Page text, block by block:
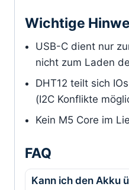
Wichtige
USB-C dient nur
nicht zum Laden
DHT12 teilt sich
(I2C Konflikte
Kein M5 Core im
FAQ
Kann ich den Akku